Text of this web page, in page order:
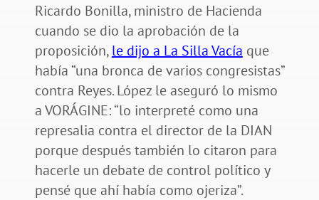
Ricardo Bonilla, ministro de Hacienda
cuando se dio la aprobación de la
proposición,le dijo a La Silla Vacía que
había “una bronca de varios congresistas”
contra Reyes. López le aseguró lo mismo
a VORÁGINE: “lo interpreté como una
represalia contra el director de la DIAN
porque después también lo citaron para
hacerle un debate de control político y
pensé que ahí había como ojeriza”.